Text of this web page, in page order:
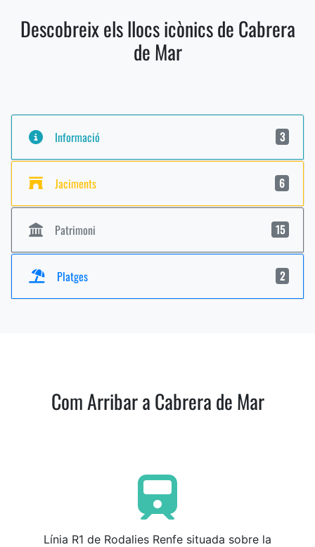
Descobreix els llocs icònics de Cabrera
de Mar
Informació 3
Jaciments 6
Patrimoni 15
Platges 2
Com Arribar a Cabrera de Mar
Línia R1 de Rodalies Renfe situada sobre la